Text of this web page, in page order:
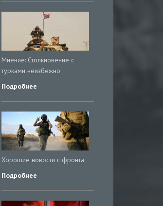
Мнение: Столкновение с
турками неизбежно
Подробнее
Хорошие новости с фронта
Подробнее